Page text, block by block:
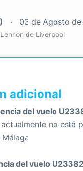
03 de Agosto
de Liverpool
adicional
del vuelo
no está
del vuelo